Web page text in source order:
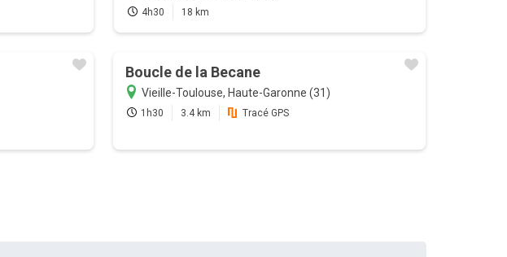
4h30 18 km
Boucle de la Becane
Vieille-Toulouse, Haute-Garonne (31)
1h30 3.4 km Tracé GPS